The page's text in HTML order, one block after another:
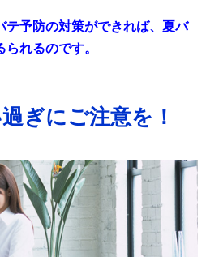
テ予防の対策ができれば、夏バ
れるのです。
ぎにご注意を！